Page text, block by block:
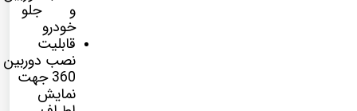
و جلو
خودرو
قابلیت
نصب دوربین
360جهت
نمایش